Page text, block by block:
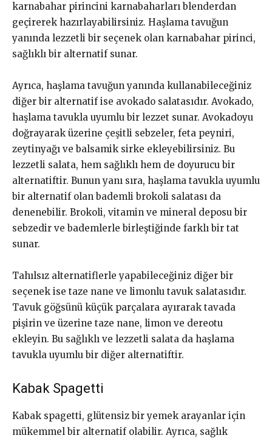
karnabahar pirincini karnabaharları blenderdan
geçirerek hazırlayabilirsiniz. Haşlama tavuğun
yanında lezzetli bir seçenek olan karnabahar pirinci,
sağlıklı bir alternatif sunar.
Ayrıca, haşlama tavuğun yanında kullanabileceğiniz
diğer bir alternatif ise avokado salatasıdır. Avokado,
haşlama tavukla uyumlu bir lezzet sunar. Avokadoyu
doğrayarak üzerine çeşitli sebzeler, feta peyniri,
zeytinyağı ve balsamik sirke ekleyebilirsiniz. Bu
lezzetli salata, hem sağlıklı hem de doyurucu bir
alternatiftir. Bunun yanı sıra, haşlama tavukla uyumlu
bir alternatif olan bademli brokoli salatası da
denenebilir. Brokoli, vitamin ve mineral deposu bir
sebzedir ve bademlerle birleştiğinde farklı bir tat
sunar.
Tahılsız alternatiflerle yapabileceğiniz diğer bir
seçenek ise taze nane ve limonlu tavuk salatasıdır.
Tavuk göğsünü küçük parçalara ayırarak tavada
pişirin ve üzerine taze nane, limon ve dereotu
ekleyin. Bu sağlıklı ve lezzetli salata da haşlama
tavukla uyumlu bir diğer alternatiftir.
Kabak Spagetti
Kabak spagetti, glütensiz bir yemek arayanlar için
mükemmel bir alternatif olabilir. Ayrıca, sağlık